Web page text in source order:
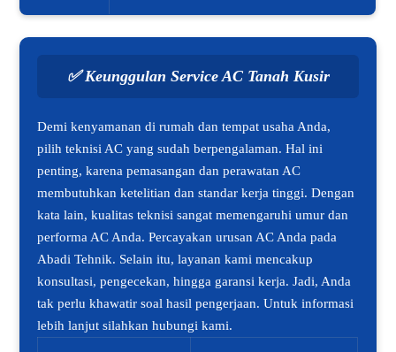
✅Keunggulan Service AC Tanah Kusir
Demi kenyamanan di rumah dan tempat usaha Anda,
pilih teknisi AC yang sudah berpengalaman. Hal ini
penting, karena pemasangan dan perawatan AC
membutuhkan ketelitian dan standar kerja tinggi. Dengan
kata lain, kualitas teknisi sangat memengaruhi umur dan
performa AC Anda. Percayakan urusan AC Anda pada
Abadi Tehnik. Selain itu, layanan kami mencakup
konsultasi, pengecekan, hingga garansi kerja. Jadi, Anda
tak perlu khawatir soal hasil pengerjaan. Untuk informasi
lebih lanjut silahkan hubungi kami.